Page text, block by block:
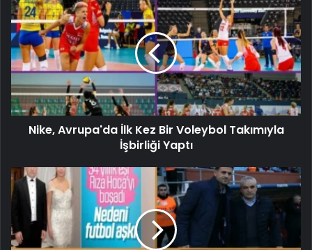
Nike, Avrupa'da İlk Kez Bir Voleybol Takımıyla
İşbirliği Yaptı